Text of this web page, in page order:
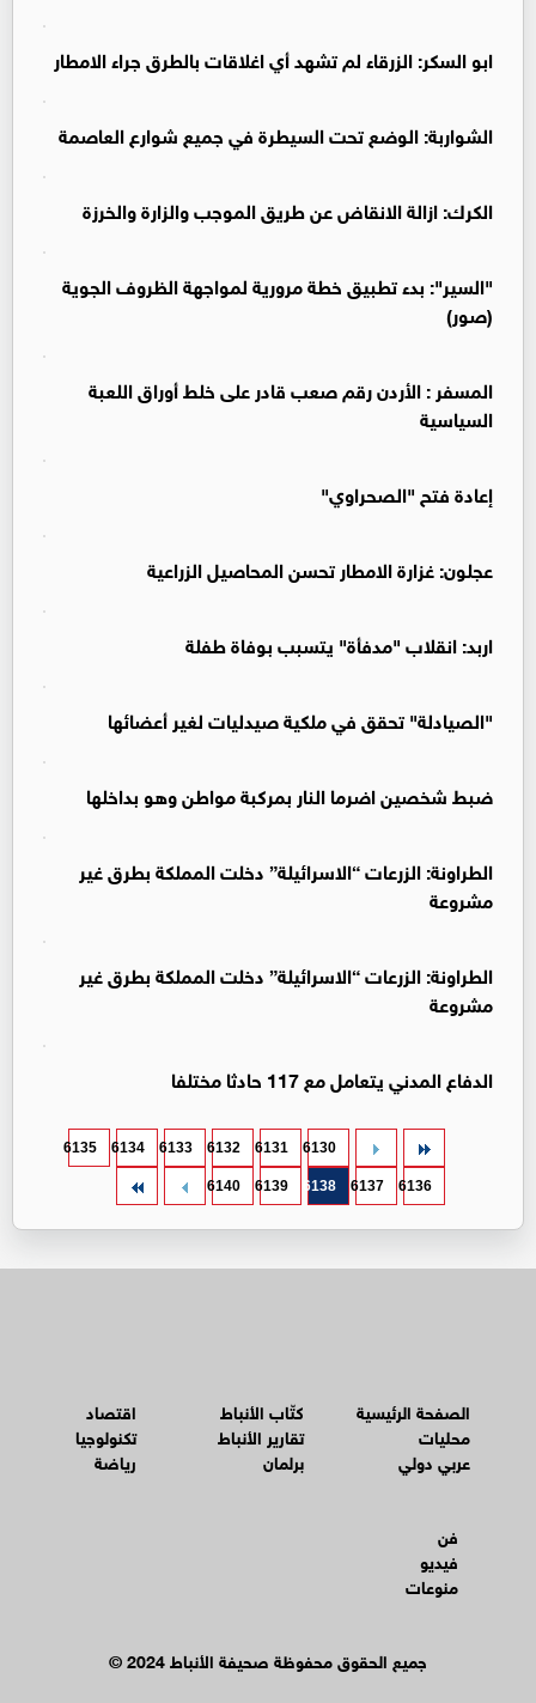
ابو السكر: الزرقاء لم تشهد أي اغلاقات بالطرق جراء الامطار
الشواربة: الوضع تحت السيطرة في جميع شوارع العاصمة
الكرك: ازالة الانقاض عن طريق الموجب والزارة والخرزة
"السير": بدء تطبيق خطة مرورية لمواجهة الظروف الجوية
(صور)
المسفر : الأردن رقم صعب قادر على خلط أوراق اللعبة
السياسية
إعادة فتح "الصحراوي"
عجلون: غزارة الامطار تحسن المحاصيل الزراعية
اربد: انقلاب "مدفأة" يتسبب بوفاة طفلة
"الصيادلة" تحقق في ملكية صيدليات لغير أعضائها
ضبط شخصين اضرما النار بمركبة مواطن وهو بداخلها
الطراونة: الزرعات “الاسرائيلة” دخلت المملكة بطرق غير
مشروعة
الطراونة: الزرعات “الاسرائيلة” دخلت المملكة بطرق غير
مشروعة
الدفاع المدني يتعامل مع 117 حادثا مختلفا
6130
6131
6132
6133
6134
6135
6136
6137
6138
6139
6140
الصفحة الرئيسية
محليات
عربي دولي
كتّاب الأنباط
تقارير الأنباط
برلمان
اقتصاد
تكنولوجيا
رياضة
فن
فيديو
منوعات
© جميع الحقوق محفوظة صحيفة الأنباط 2024